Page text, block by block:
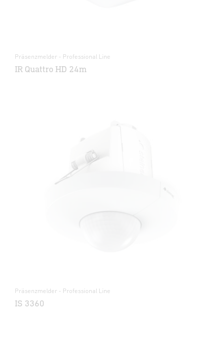
Präsenzmelder - Professional Line
IR Quattro HD 24m
Präsenzmelder - Professional Line
IS 3360